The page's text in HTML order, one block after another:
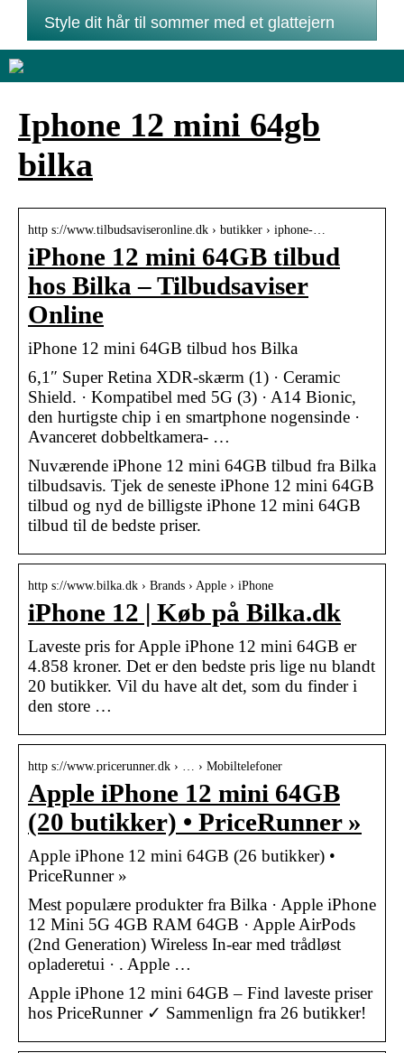
Style dit hår til sommer med et glattejern
Iphone 12 mini 64gb
bilka
http s://www.tilbudsaviseronline.dk › butikker › iphone-…
iPhone 12 mini 64GB tilbud
hos Bilka – Tilbudsaviser
Online
iPhone 12 mini 64GB tilbud hos Bilka
6,1″ Super Retina XDR-skærm (1) · Ceramic
Shield. · Kompatibel med 5G (3) · A14 Bionic,
den hurtigste chip i en smartphone nogensinde ·
Avanceret dobbeltkamera- …
Nuværende iPhone 12 mini 64GB tilbud fra Bilka
tilbudsavis. Tjek de seneste iPhone 12 mini 64GB
tilbud og nyd de billigste iPhone 12 mini 64GB
tilbud til de bedste priser.
http s://www.bilka.dk › Brands › Apple › iPhone
iPhone 12 | Køb på Bilka.dk
Laveste pris for Apple iPhone 12 mini 64GB er
4.858 kroner. Det er den bedste pris lige nu blandt
20 butikker. Vil du have alt det, som du finder i
den store …
http s://www.pricerunner.dk › … › Mobiltelefoner
Apple iPhone 12 mini 64GB
(20 butikker) • PriceRunner »
Apple iPhone 12 mini 64GB (26 butikker) •
PriceRunner »
Mest populære produkter fra Bilka · Apple iPhone
12 Mini 5G 4GB RAM 64GB · Apple AirPods
(2nd Generation) Wireless In-ear med trådløst
opladeretui · ‌. Apple …
Apple iPhone 12 mini 64GB – Find laveste priser
hos PriceRunner ✓ Sammenlign fra 26 butikker!